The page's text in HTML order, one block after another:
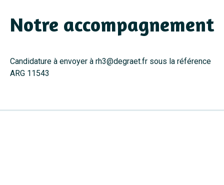
Notre accompagnement
Candidature à envoyer à rh3@degraet.fr sous la référence
ARG 11543